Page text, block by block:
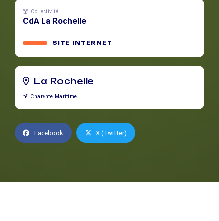
Collectivité
CdA La Rochelle
SITE INTERNET
La Rochelle
Charente Maritime
Facebook X (Twitter)